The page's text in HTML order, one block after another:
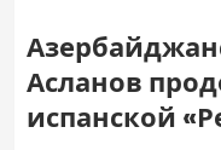
Асланов
испанской